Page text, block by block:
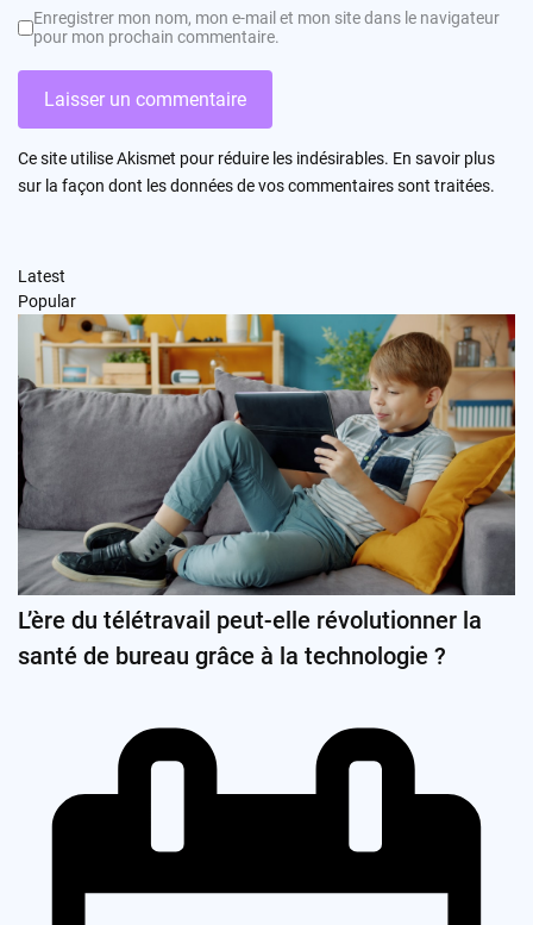
Enregistrer mon nom, mon e-mail et mon site dans le navigateur
pour mon prochain commentaire.
Ce site utilise Akismet pour réduire les indésirables. En savoir plus
sur la façon dont les données de vos commentaires sont traitées.
Latest
Popular
L’ère du télétravail peut-elle révolutionner la
santé de bureau grâce à la technologie ?